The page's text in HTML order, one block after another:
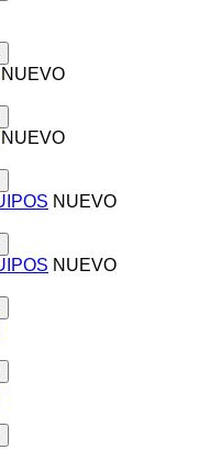
NUEVO
NUEVO
NUEVO
NUEVO